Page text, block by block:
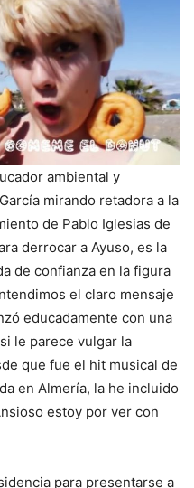
ambiental y
mirando retadora a la
de Pablo Iglesias de
derrocar a Ayuso, es la
de confianza en la figura
el claro mensaje
educadamente con una
le parece vulgar la
que fue el hit musical de
en Almería, la he incluido
estoy por ver con
para presentarse a